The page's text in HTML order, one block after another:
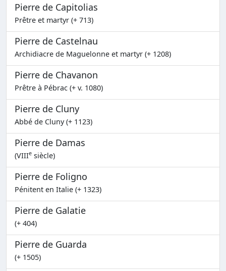
Pierre de Capitolias
Prêtre et martyr (+ 713)
Pierre de Castelnau
Archidiacre de Maguelonne et martyr (+ 1208)
Pierre de Chavanon
Prêtre à Pébrac (+ v. 1080)
Pierre de Cluny
Abbé de Cluny (+ 1123)
Pierre de Damas
(VIIIe siècle)
Pierre de Foligno
Pénitent en Italie (+ 1323)
Pierre de Galatie
(+ 404)
Pierre de Guarda
(+ 1505)